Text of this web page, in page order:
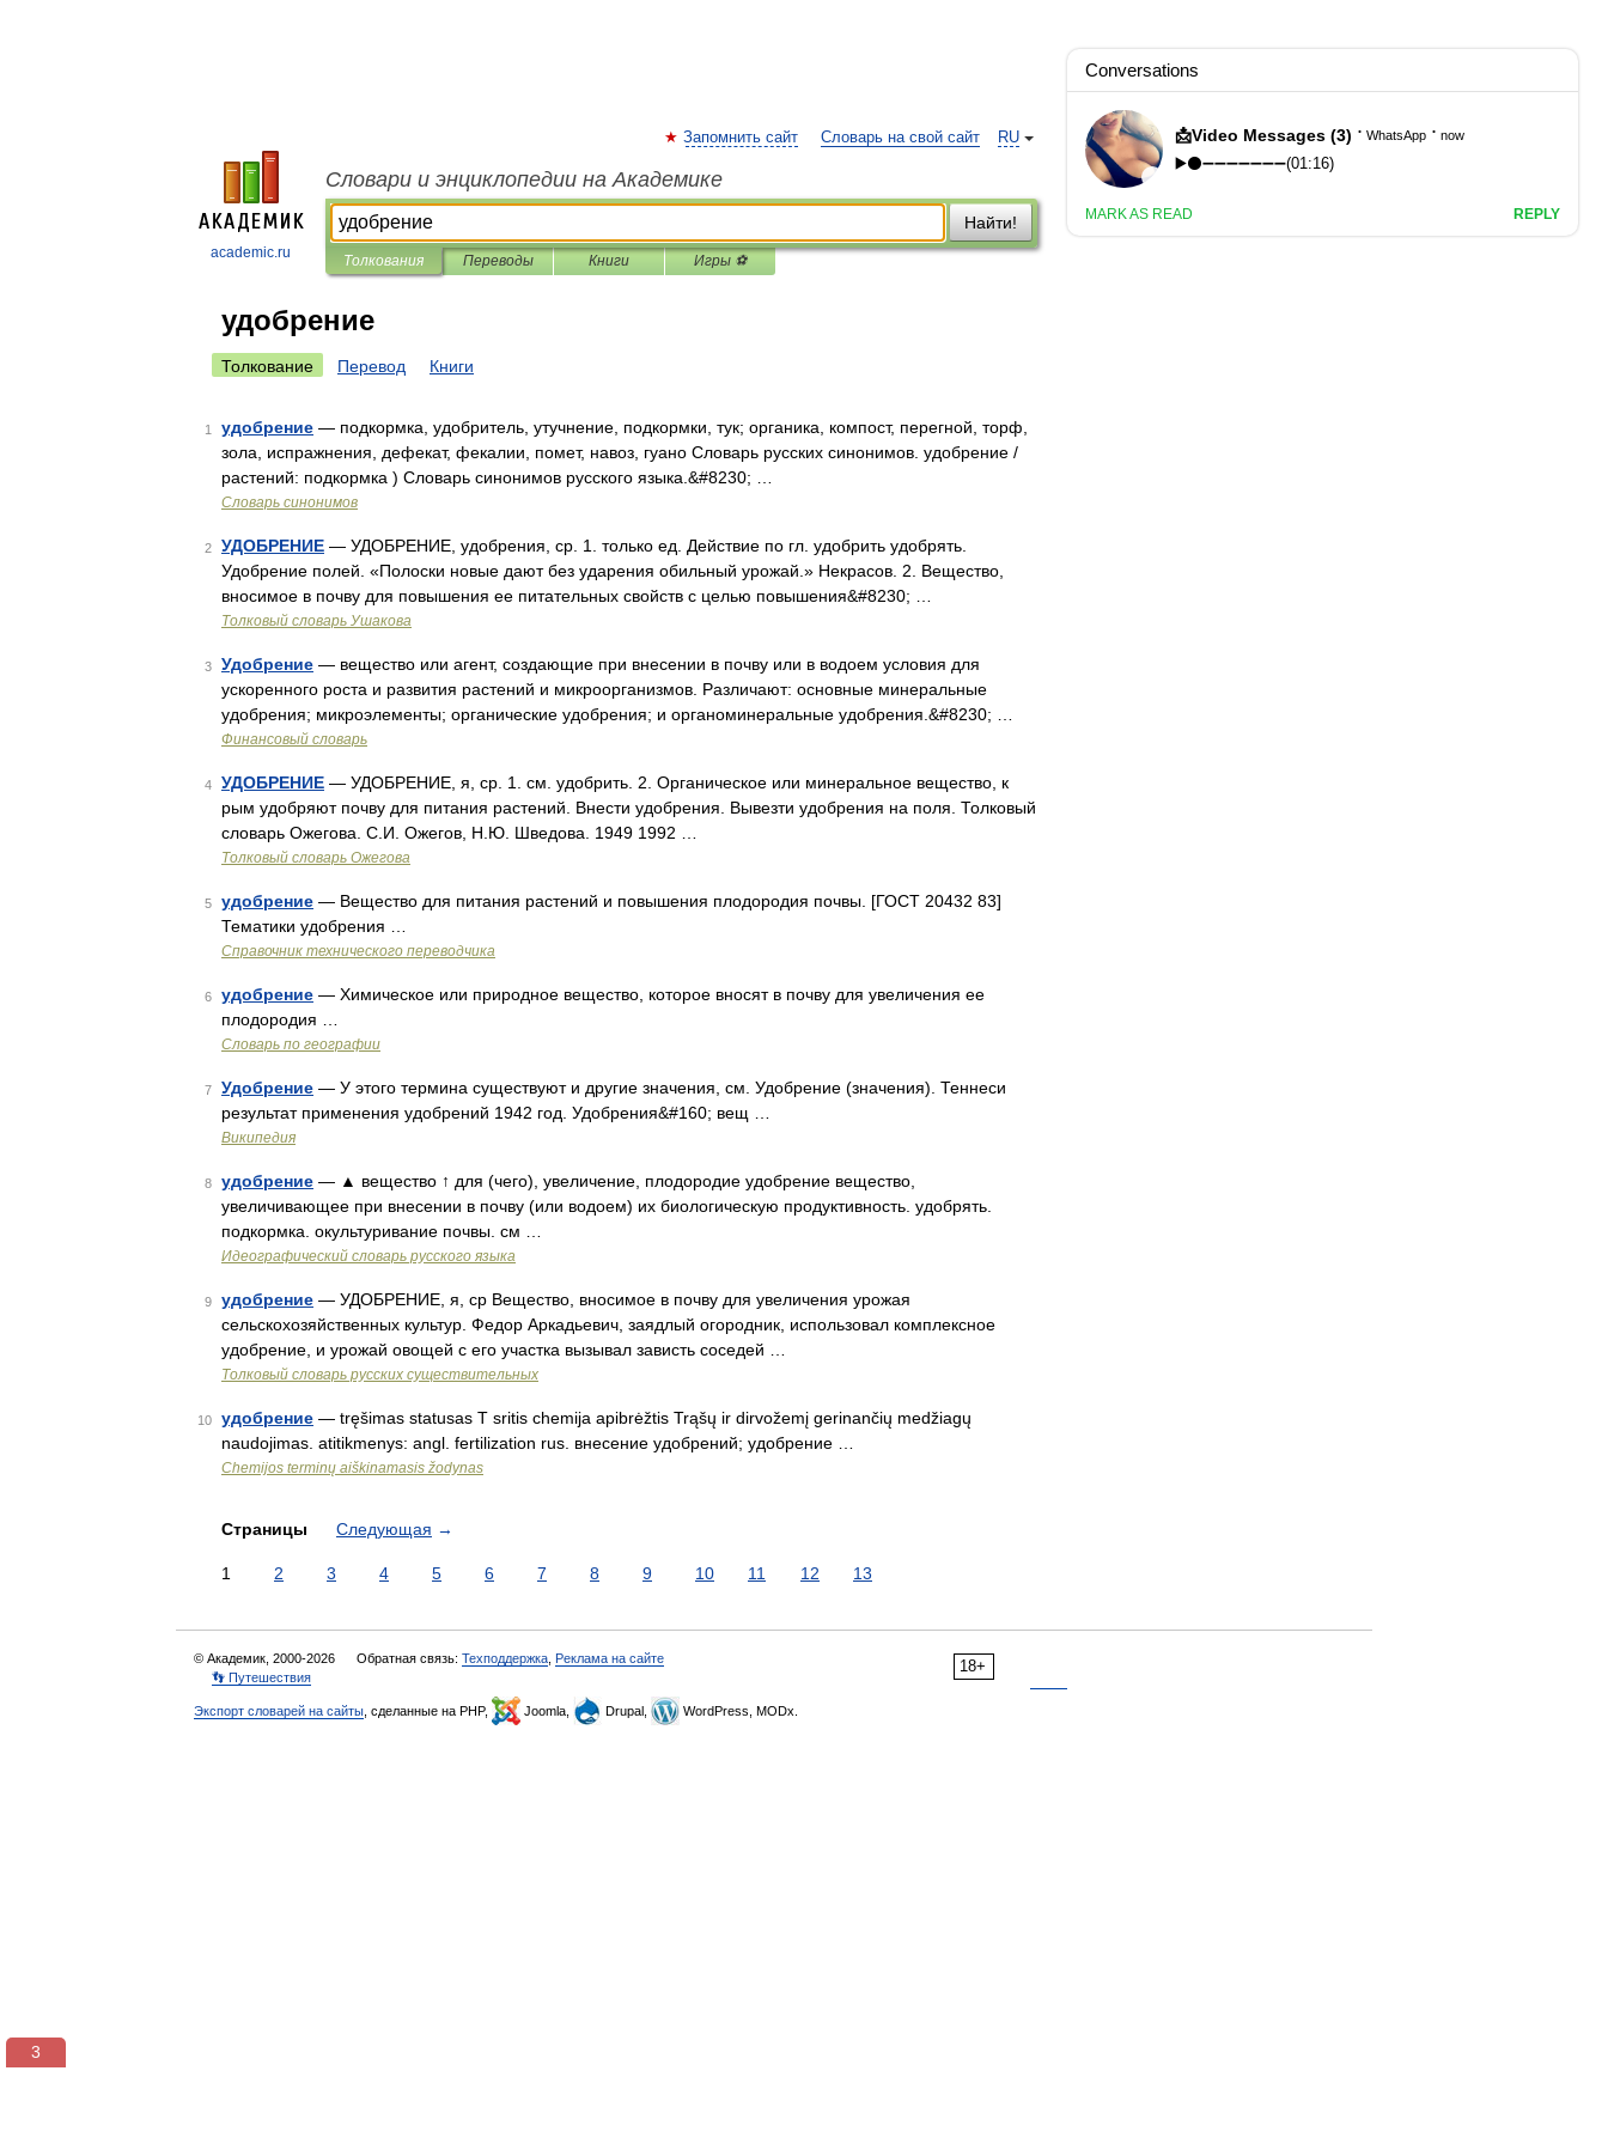
academic.ru
RU
Запомнить сайт Словарь на свой сайт
Словари и энциклопедии на Академике
Найти!
Толкования Переводы Книги Игры ⚽
удобрение
Толкование Перевод Книги
1 удобрение — подкормка, удобритель, утучнение, подкормки, тук; органика, компост, перегной, торф,
зола, испражнения, дефекат, фекалии, помет, навоз, гуано Словарь русских синонимов. удобрение /
растений: подкормка ) Словарь синонимов русского языка.&#8230; …
Словарь синонимов
2 УДОБРЕНИЕ — УДОБРЕНИЕ, удобрения, ср. 1. только ед. Действие по гл. удобрить удобрять.
Удобрение полей. «Полоски новые дают без ударения обильный урожай.» Некрасов. 2. Вещество,
вносимое в почву для повышения ее питательных свойств с целью повышения&#8230; …
Толковый словарь Ушакова
3 Удобрение — вещество или агент, создающие при внесении в почву или в водоем условия для
ускоренного роста и развития растений и микроорганизмов. Различают: основные минеральные
удобрения; микроэлементы; органические удобрения; и органоминеральные удобрения.&#8230; …
Финансовый словарь
4 УДОБРЕНИЕ — УДОБРЕНИЕ, я, ср. 1. см. удобрить. 2. Органическое или минеральное вещество, к
рым удобряют почву для питания растений. Внести удобрения. Вывезти удобрения на поля. Толковый
словарь Ожегова. С.И. Ожегов, Н.Ю. Шведова. 1949 1992 …
Толковый словарь Ожегова
5 удобрение — Вещество для питания растений и повышения плодородия почвы. [ГОСТ 20432 83]
Тематики удобрения …
Справочник технического переводчика
6 удобрение — Химическое или природное вещество, которое вносят в почву для увеличения ее
плодородия …
Словарь по географии
7 Удобрение — У этого термина существуют и другие значения, см. Удобрение (значения). Теннеси
результат применения удобрений 1942 год. Удобрения&#160; вещ …
Википедия
8 удобрение — ▲ вещество ↑ для (чего), увеличение, плодородие удобрение вещество,
увеличивающее при внесении в почву (или водоем) их биологическую продуктивность. удобрять.
подкормка. окультуривание почвы. см …
Идеографический словарь русского языка
9 удобрение — УДОБРЕНИЕ, я, ср Вещество, вносимое в почву для увеличения урожая
сельскохозяйственных культур. Федор Аркадьевич, заядлый огородник, использовал комплексное
удобрение, и урожай овощей с его участка вызывал зависть соседей …
Толковый словарь русских существительных
10 удобрение — tręšimas statusas T sritis chemija apibrėžtis Trąšų ir dirvožemį gerinančių medžiagų
naudojimas. atitikmenys: angl. fertilization rus. внесение удобрений; удобрение …
Chemijos terminų aiškinamasis žodynas
Страницы Следующая →
1 2 3 4 5 6 7 8 9 10 11 12 13
18+
© Академик, 2000-2026 Обратная связь: Техподдержка Реклама на сайте
👣 Путешествия
Экспорт словарей на сайты , сделанные на PHP, Joomla, Drupal, WordPress, MODx.
3